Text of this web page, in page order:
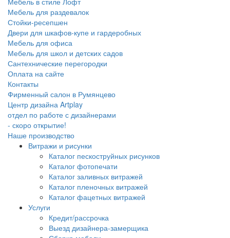
Мебель для раздевалок
Стойки-ресепшен
Двери для шкафов-купе и гардеробных
Мебель для офиса
Мебель для школ и детских садов
Сантехнические перегородки
Оплата на сайте
Контакты
Фирменный салон в Румянцево
Центр дизайна Artplay
отдел по работе с дизайнерами
- скоро открытие!
Наше производство
Витражи и рисунки
Каталог пескоструйных рисунков
Каталог фотопечати
Каталог заливных витражей
Каталог пленочных витражей
Каталог фацетных витражей
Услуги
Кредит/рассрочка
Выезд дизайнера-замерщика